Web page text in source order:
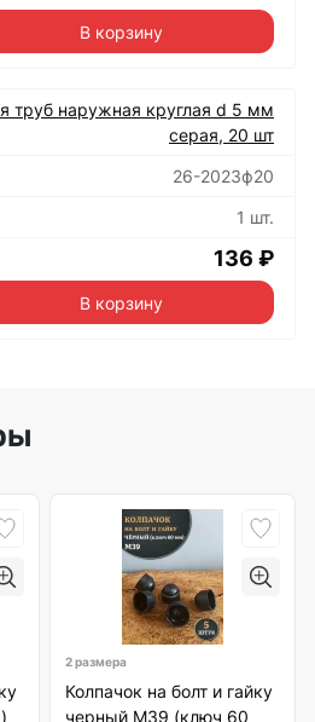
В корзину
труб наружная круглая d 5 мм
серая, 20 шт
26-2023ф20
1 шт.
136 ₽
В корзину
2 размера
Колпачок на болт и гайку
черный M39 (ключ 60